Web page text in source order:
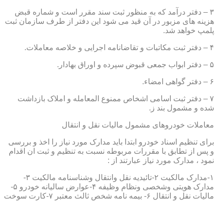
۳ – دفتر درآمد که به منظور ثبت سند مقرر است و شماره قبض
هزینه های مزبور در آن قید می شود این دفتر از طرف سازمان ثبت
پلمپ خواهد شد.
۴ – دفتر ثبت مکاتبات و تقاضانامه اجرایی و خلاصه معاملات.
۵ – دفتر ابواب جمعی قبوض سپرده و اوراق بهادار.
۶ – دفتر گواهی امضاء.
۷ – دفتر ثبت اسامی اشخاص ممنوع المعامله و املاک بازداشت
شده و مشمول بند ز.
معاملات خودروهای مشمول مالیات نقل و انتقال
برای تنظیم اسناد خودرو ابتدا باید مدارک مورد نیاز را اخذ و بررسی
و پس از تطابق با مقررات مربوطه نسبت به تنظیم و ثبت ان اقدام
نمود ، مدارک مورد نیاز عبارتند از :
۱-مدارک مالکیت ۲-تائیدیه نقل وانتقال وشناسنامه مالکیت ۳-
مدارک هویتی وشخصی ونظام وظیفه ۴-عوارض سالیانه خودرو ۵-
مالیات نقل و انتقال ۶- بیمه نامه شخص ثالث معتبر ۷-کارت سوخت